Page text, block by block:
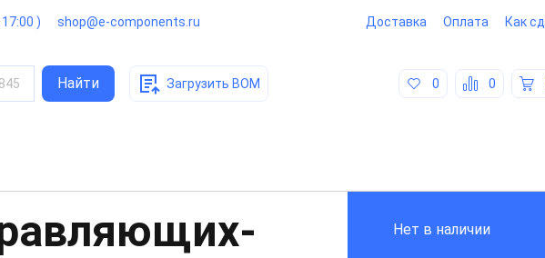
) shop@e-components.ru Доставка Оплата Как
Найти Загрузить BOM 0 0
Нет в наличии